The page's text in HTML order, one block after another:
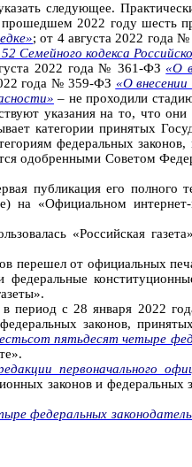
следующее.
2022 году шесть
; от 4 августа 2022 года
Семейного кодекса
2022 года № 361-ФЗ«О
года № 359-ФЗ «О
– не проходили
указания на то, что
категории принятых
федеральных
одобренными Советом
публикация его полного
на «Официальном
«Российская
перешел от официальных
впериод с 28 января 2022
законов,
пятьдесят четыре
первоначального
законов и федеральных
федеральных